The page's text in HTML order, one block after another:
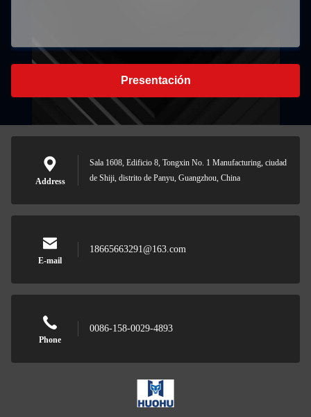
Presentación
Address
Sala 1608, Edificio 8, Tongxin No. 1 Manufacturing, ciudad
de Shiji, distrito de Panyu, Guangzhou, China
E-mail
18665663291@163.com
Phone
0086-158-0029-4893